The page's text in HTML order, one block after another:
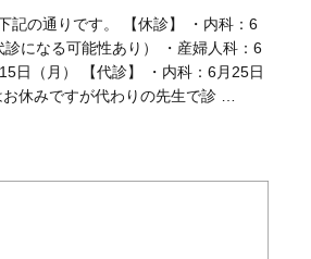
記の通りです。 【休診】 ・内科：6
になる可能性あり） ・産婦人科：6
日（月） 【代診】 ・内科：6月25日
休みですが代わりの先生で診 …
知らせ【内科・産婦人科】” の